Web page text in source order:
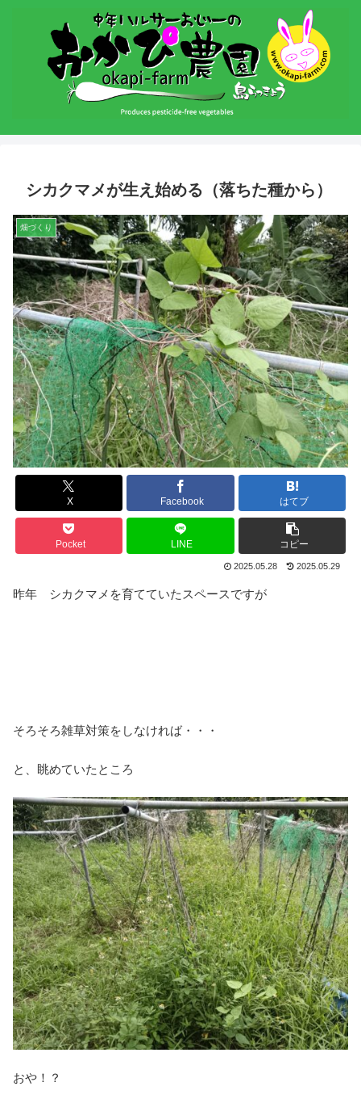
シカクマメが生え始める（落ちた種から）
畑づくり
X Facebook はてブ
Pocket LINE コピー
2025.05.28 2025.05.29
昨年 シカクマメを育てていたスペースですが
そろそろ雑草対策をしなければ・・・
と、眺めていたところ
おや！？